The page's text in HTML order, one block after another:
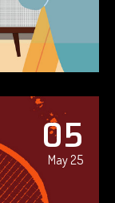
05
May 25